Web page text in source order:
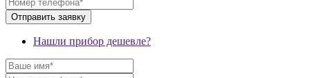
Нашли прибор дешевле?